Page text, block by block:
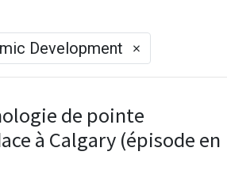
Development ×
de pointe
à Calgary (épisode en